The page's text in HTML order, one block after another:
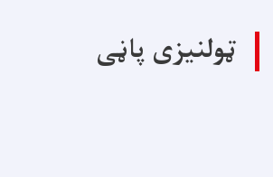
ټولنیزی پاڼی